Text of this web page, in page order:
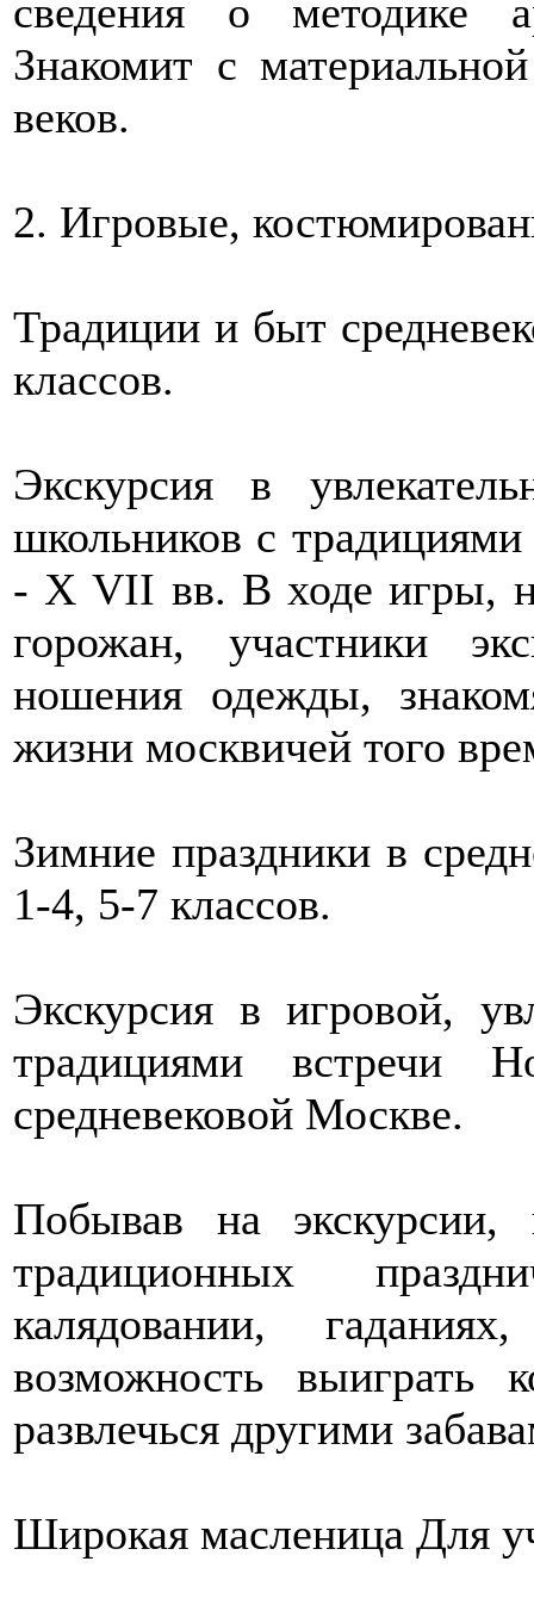
сведения о методике
Знакомит с
веков.
2. Игровые,
Традиции и быт
классов.
Экскурсия в
школьников с
- Х VII вв. В ходе игры,
горожан, участники
ношения одежды,
жизни москвичей того
Зимние праздники в
1-4, 5-7 классов.
Экскурсия в игровой,
традициями встречи
средневековой Москве.
Побывав на
традиционных
калядовании,
возможность выиграть
развлечься другими
Широкая масленица Для